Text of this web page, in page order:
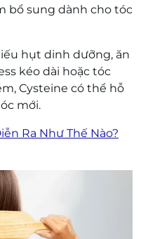
bổ sung dành cho tóc
hụt dinh dưỡng, ăn
kéo dài hoặc tóc
Cysteine có thể hỗ
mới.
Ra Như Thế Nào?